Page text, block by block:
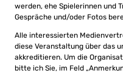
werden, ehe Spielerinnen und
Gespräche und/oder Fotos
Alle interessierten
diese Veranstaltung über das
akkreditieren. Um die
bitte ich Sie, im Feld